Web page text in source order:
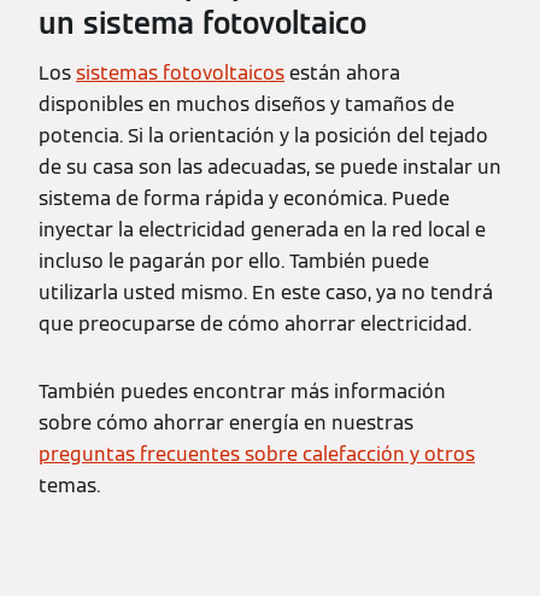
un sistema fotovoltaico
Lossistemas fotovoltaicosestán ahora
disponibles en muchos diseños y tamaños de
potencia. Si la orientación y la posición del tejado
de su casa son las adecuadas, se puede instalar un
sistema de forma rápida y económica. Puede
inyectar la electricidad generada en la red local e
incluso le pagarán por ello. También puede
utilizarla usted mismo. En este caso, ya no tendrá
que preocuparse de cómo ahorrar electricidad.
También puedes encontrar más información
sobre cómo ahorrar energía en nuestras
preguntas frecuentes sobre calefacción y otros
temas.